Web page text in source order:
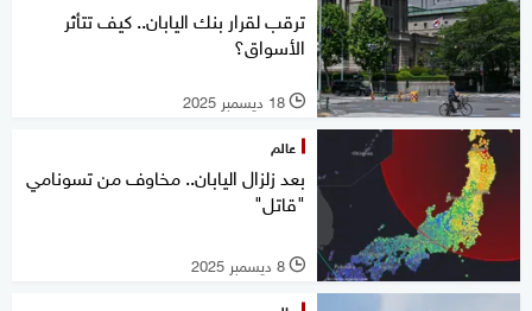
ترقب لقرار بنك اليابان.. كيف تتأثر
الأسواق؟
l 18 ديسمبر 2025
عالم
بعد زلزال اليابان.. مخاوف من تسونامي
"قاتل"
l 8 ديسمبر 2025